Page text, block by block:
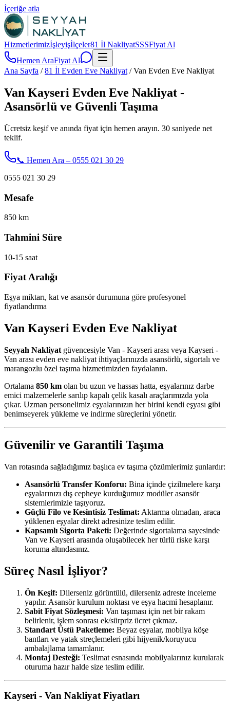
İçeriğe atla
Hizmetlerimizİşleyişİlçeler81 İl NakliyatSSSFiyat Al
Hemen AraFiyat Al
Ana Sayfa /81 İl Evden Eve Nakliyat /Van Evden Eve Nakliyat
Van Kayseri Evden Eve Nakliyat -
Asansörlü ve Güvenli Taşıma
Ücretsiz keşif ve anında fiyat için hemen arayın. 30 saniyede net
teklif.
📞 Hemen Ara – 0555 021 30 29
0555 021 30 29
Mesafe
850 km
Tahmini Süre
10-15 saat
Fiyat Aralığı
Eşya miktarı, kat ve asansör durumuna göre profesyonel
fiyatlandırma
Van Kayseri Evden Eve Nakliyat
Seyyah Nakliyat güvencesiyle Van - Kayseri arası veya Kayseri -
Van arası evden eve nakliyat ihtiyaçlarınızda asansörlü, sigortalı ve
marangozlu özel taşıma hizmetimizden faydalanın.
Ortalama 850 km olan bu uzun ve hassas hatta, eşyalarınız darbe
emici malzemelerle sarılıp kapalı çelik kasalı araçlarımızda yola
çıkar. Uzman personelimiz eşyalarınızın her birini kendi eşyası gibi
benimseyerek yükleme ve indirme süreçlerini yönetir.
Güvenilir ve Garantili Taşıma
Van rotasında sağladığımız başlıca ev taşıma çözümlerimiz şunlardır:
Asansörlü Transfer Konforu: Bina içinde çizilmelere karşı
eşyalarınızı dış cepheye kurduğumuz modüler asansör
sistemlerimizle taşıyoruz.
Güçlü Filo ve Kesintisiz Teslimat: Aktarma olmadan, araca
yüklenen eşyalar direkt adresinize teslim edilir.
Kapsamlı Sigorta Paketi: Değerinde sigortalama sayesinde
Van ve Kayseri arasında oluşabilecek her türlü riske karşı
koruma altındasınız.
Süreç Nasıl İşliyor?
Ön Keşif: Dilerseniz görüntülü, dilerseniz adreste inceleme
yapılır. Asansör kurulum noktası ve eşya hacmi hesaplanır.
Sabit Fiyat Sözleşmesi: Van taşıması için net bir rakam
belirlenir, işlem sonrası ek/sürpriz ücret çıkmaz.
Standart Üstü Paketleme: Beyaz eşyalar, mobilya köşe
bantları ve yatak streçlemeleri gibi hijyenik/koruyucu
ambalajlama tamamlanır.
Montaj Desteği: Teslimat esnasında mobilyalarınız kurularak
oturuma hazır halde size teslim edilir.
Kayseri - Van Nakliyat Fiyatları